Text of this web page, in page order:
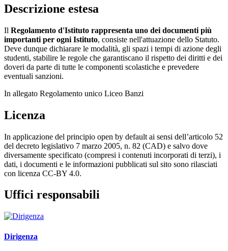
Descrizione estesa
Il Regolamento d'Istituto rappresenta uno dei documenti più
importanti per ogni Istituto, consiste nell'attuazione dello Statuto.
Deve dunque dichiarare le modalità, gli spazi i tempi di azione degli
studenti, stabilire le regole che garantiscano il rispetto dei diritti e dei
doveri da parte di tutte le componenti scolastiche e prevedere
eventuali sanzioni.
In allegato Regolamento unico Liceo Banzi
Licenza
In applicazione del principio open by default ai sensi dell’articolo 52
del decreto legislativo 7 marzo 2005, n. 82 (CAD) e salvo dove
diversamente specificato (compresi i contenuti incorporati di terzi), i
dati, i documenti e le informazioni pubblicati sul sito sono rilasciati
con licenza CC-BY 4.0.
Uffici responsabili
Dirigenza